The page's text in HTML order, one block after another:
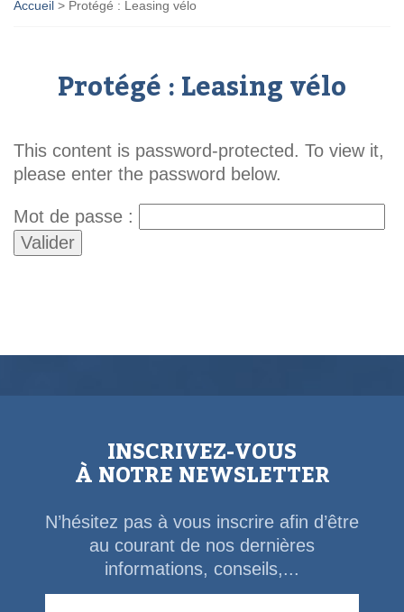
Accueil > Protégé : Leasing vélo
Protégé : Leasing vélo
This content is password-protected. To view it,
please enter the password below.
Mot de passe :
INSCRIVEZ-VOUS
À NOTRE NEWSLETTER
N’hésitez pas à vous inscrire afin d’être
au courant de nos dernières
informations, conseils,...